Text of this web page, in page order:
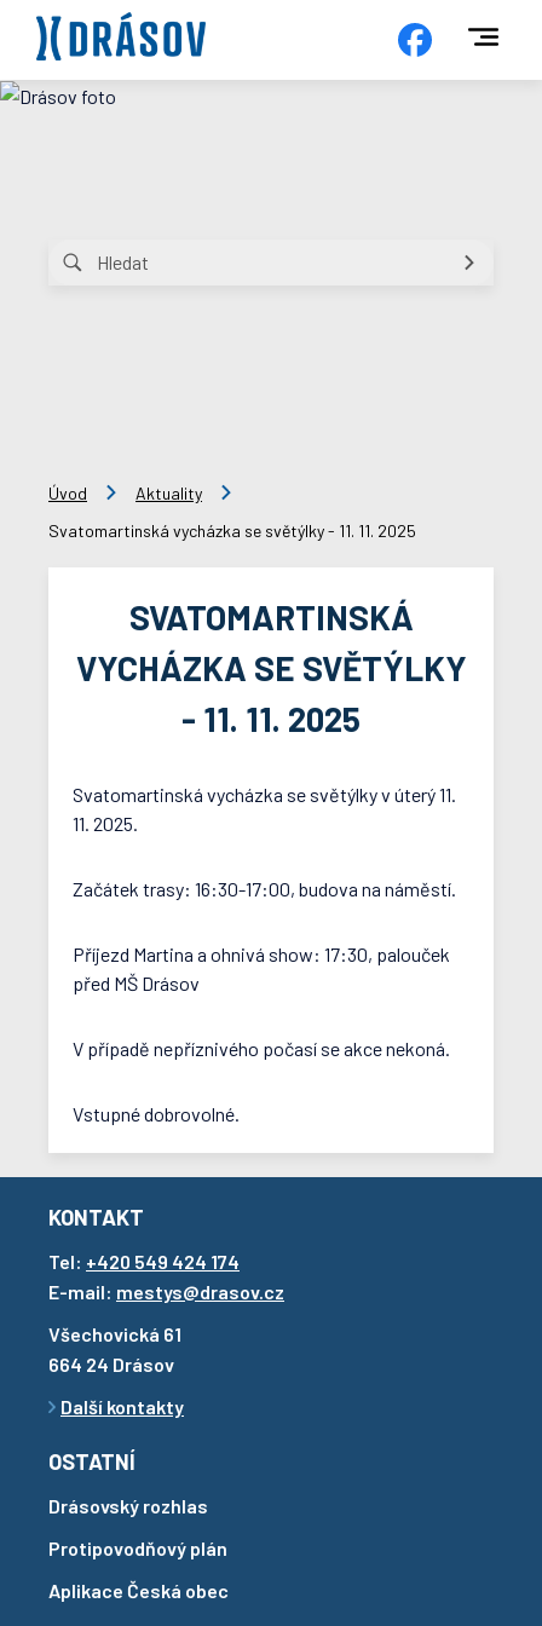
Úvod
Aktuality
Svatomartinská vycházka se světýlky - 11. 11. 2025
SVATOMARTINSKÁ
VYCHÁZKA SE SVĚTÝLKY
- 11. 11. 2025
Svatomartinská vycházka se světýlky v úterý 11.
11. 2025.
Začátek trasy: 16:30-17:00, budova na náměstí.
Příjezd Martina a ohnivá show: 17:30, palouček
před MŠ Drásov
V případě nepříznivého počasí se akce nekoná.
Vstupné dobrovolné.
KONTAKT
Tel: +420 549 424 174
E-mail: mestys@drasov.cz
Všechovická 61
664 24 Drásov
Další kontakty
OSTATNÍ
Drásovský rozhlas
Protipovodňový plán
Aplikace Česká obec